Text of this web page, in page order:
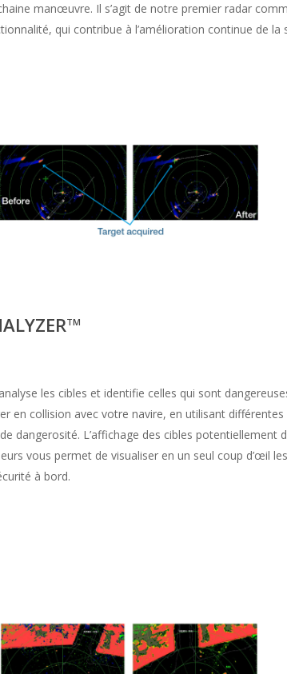
manœuvre. Il s’agit de notre premier radar
qui contribue à l’amélioration continue de la
TM
les cibles et identifie celles qui sont
en collision avec votre navire, en utilisant
dangerosité. L’affichage des cibles potentiellement
vous permet de visualiser en un seul coup d’œil
à bord.